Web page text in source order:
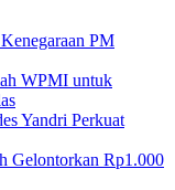
PM
WPMI untuk
Yandri Perkuat
Gelontorkan Rp1.000